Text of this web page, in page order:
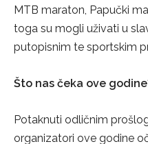
MTB maraton, Papučki
toga su mogli uživati u
putopisnim te sportskim
Što nas čeka ove
Potaknuti odličnim
organizatori ove godine